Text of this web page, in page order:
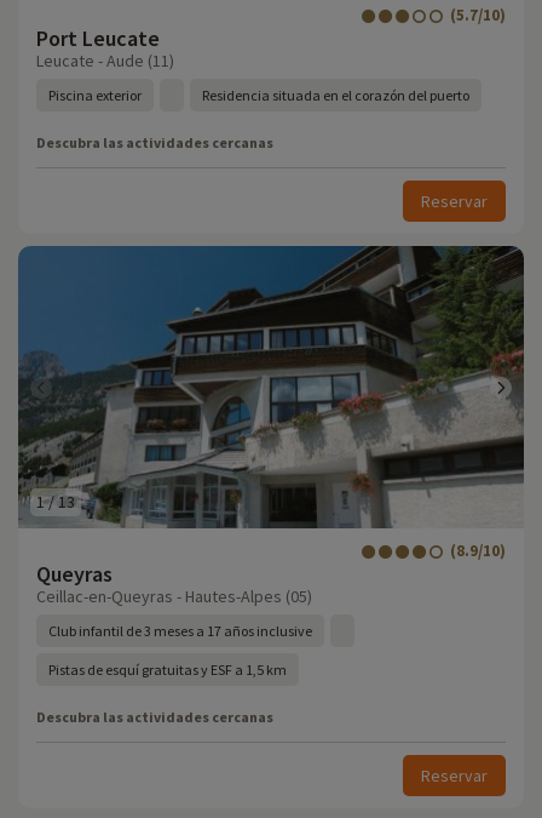
Port Leucate
(5.7/10)
Leucate - Aude (11)
Piscina exterior Residencia situada en el corazón del puerto
Descubra las actividades cercanas
Reservar
1/13
Queyras
(8.9/10)
Ceillac-en-Queyras - Hautes-Alpes (05)
Club infantil de 3 meses a 17 años inclusive
Pistas de esquí gratuitas y ESF a 1,5 km
Descubra las actividades cercanas
Reservar